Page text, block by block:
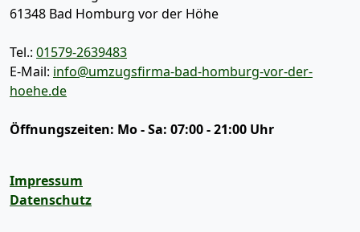
61348 Bad Homburg vor der Höhe
Tel.: 01579-2639483
E-Mail: info@umzugsfirma-bad-homburg-vor-der-
hoehe.de
Öffnungszeiten: Mo - Sa: 07:00 - 21:00 Uhr
Impressum
Datenschutz